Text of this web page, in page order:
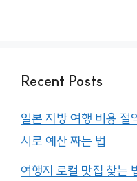
Recent Posts
일본 지방 여행 비용 절
시로 예산 짜는 법
여행지 로컬 맛집 찾는